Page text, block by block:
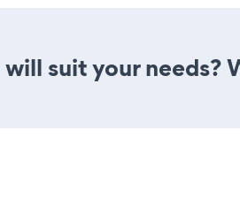
suit your needs?